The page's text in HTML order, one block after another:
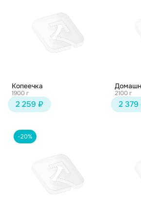
Копеечка
1900 г
2 259 ₽
2100 г
2 379
-20%